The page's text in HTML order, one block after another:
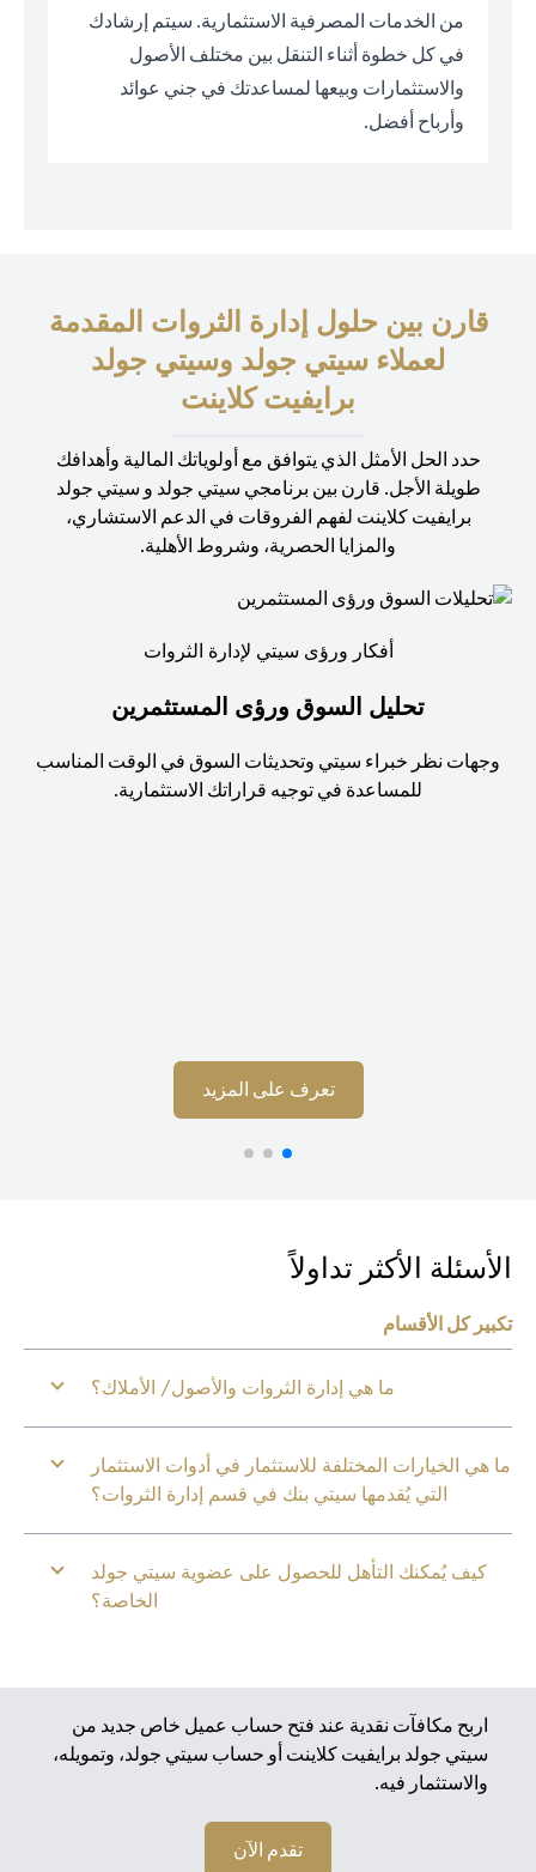
من الخدمات المصرفية الاستثمارية. سيتم إرشادك
في كل خطوة أثناء التنقل بين مختلف الأصول
والاستثمارات وبيعها لمساعدتك في جني عوائد
وأرباح أفضل.
قارن بين حلول إدارة الثروات المقدمة
لعملاء سيتي جولد وسيتي جولد
برايفيت كلاينت
حدد الحل الأمثل الذي يتوافق مع أولوياتك المالية وأهدافك
طويلة الأجل. قارن بين برنامجي سيتي جولد و سيتي جولد
برايفيت كلاينت لفهم الفروقات في الدعم الاستشاري،
والمزايا الحصرية، وشروط الأهلية.
أفكار ورؤى سيتي لإدارة الثروات
تحليل السوق ورؤى المستثمرين
نظر خبراء سيتي وتحديثات السوق في الوقت المناسب
للمساعدة في توجيه قراراتك الاستثمارية.
تعرف على المزيد(opens in a new tab)
الأكثر تداولاً
كل الأقسام
ما هي إدارة الثروات والأصول/ الأملاك؟
هي الخيارات المختلفة للاستثمار في أدوات الاستثمار
التي يُقدمها سيتي بنك في قسم إدارة الثروات؟
كيف يُمكنك التأهل للحصول على عضوية سيتي جولد
الخاصة؟
اربح مكافآت نقدية عند فتح حساب عميل خاص جديد من
سيتي جولد برايفيت كلاينت أو حساب سيتي جولد، وتمويله،
والاستثمار فيه.
تقدم الآن